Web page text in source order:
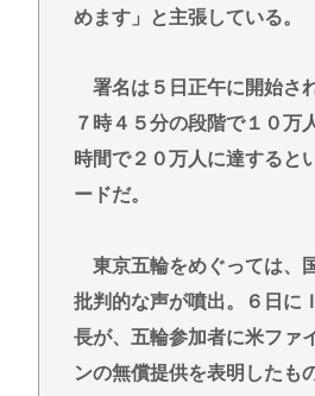
めます」と主張している。
署名は５日正午に開始さ
７時４５分の段階で１０万
時間で２０万人に達すると
ードだ。
東京五輪をめぐっては、
批判的な声が噴出。６日に
長が、五輪参加者に米ファ
ンの無償提供を表明したも